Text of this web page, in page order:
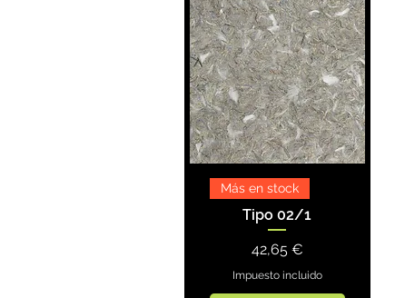
Más en stock
Tipo 02/1
Precio
42,65 €
Impuesto incluido